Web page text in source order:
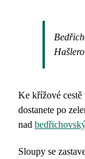
Ke křížové cestě
dostanete po
nad
Sloupy se